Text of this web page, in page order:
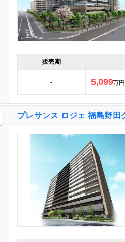
販売期
- 5,099万
プレサンス ロジェ 福島野田